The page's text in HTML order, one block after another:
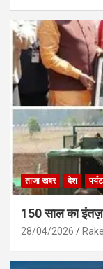
ताजा खबर देश
150 साल का
28/04/2026